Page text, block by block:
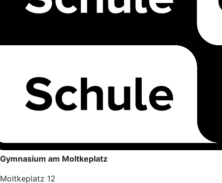
Gymnasium am Moltkeplatz
Moltkeplatz 12